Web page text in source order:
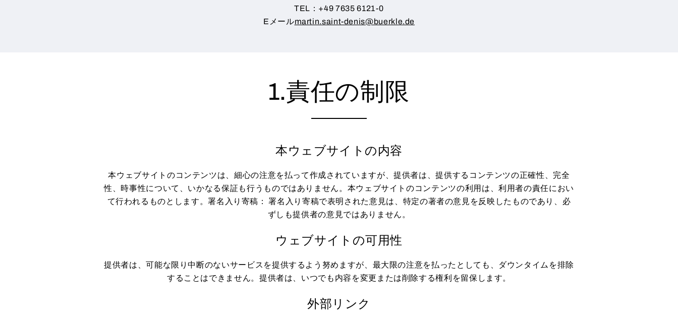
TEL：+49 7635 6121-0
Eメールmartin.saint-denis@buerkle.de
1.責任の制限
本ウェブサイトの内容
本ウェブサイトのコンテンツは、細心の注意を払って作成されていますが、提供者は、提供するコンテンツの正確性、完全
性、時事性について、いかなる保証も行うものではありません。本ウェブサイトのコンテンツの利用は、利用者の責任におい
て行われるものとします。署名入り寄稿： 署名入り寄稿で表明された意見は、特定の著者の意見を反映したものであり、必
ずしも提供者の意見ではありません。
ウェブサイトの可用性
提供者は、可能な限り中断のないサービスを提供するよう努めますが、最大限の注意を払ったとしても、ダウンタイムを排除
することはできません。提供者は、いつでも内容を変更または削除する権利を留保します。
外部リンク